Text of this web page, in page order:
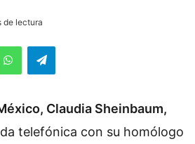
de lectura
Claudia Sheinbaum,
telefónica con su homólogo